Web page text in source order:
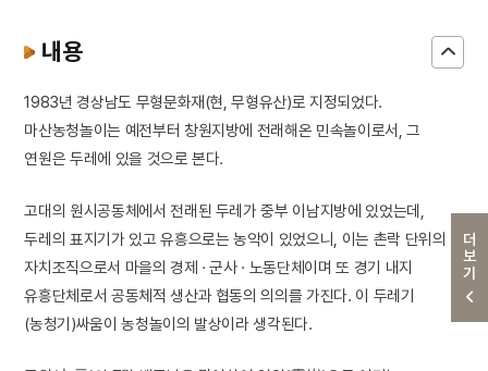
더보기
내용
1983년 경상남도 무형문화재(현, 무형유산)로 지정되었다.
마산농청놀이는 예전부터 창원지방에 전래해온 민속놀이로서, 그
연원은 두레에 있을 것으로 본다.
고대의 원시공동체에서 전래된 두레가 중부 이남지방에 있었는데,
두레의 표지기가 있고 유흥으로는 농악이 있었으니, 이는 촌락 단위의
자치조직으로서 마을의 경제 · 군사 · 노동단체이며 또 경기 내지
유흥단체로서 공동체적 생산과 협동의 의의를 가진다. 이 두레기
(농청기)싸움이 농청놀이의 발상이라 생각된다.